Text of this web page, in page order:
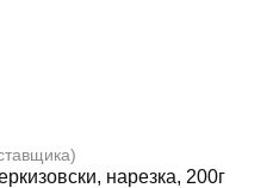
нарезка, 200г